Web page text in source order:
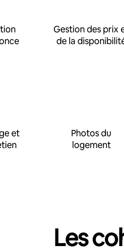
Gestion des prix
de la
et
Photos du
logement
Les